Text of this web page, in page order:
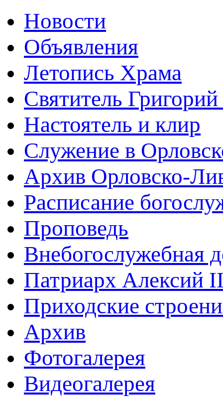
Новости
Объявления
Летопись Храма
Святитель
Настоятель и клир
Служение в
Архив Орловско-
Расписание
Проповедь
Внебогослужебная
Патриарх Алексий
Приходские
Архив
Фотогалерея
Видеогалерея